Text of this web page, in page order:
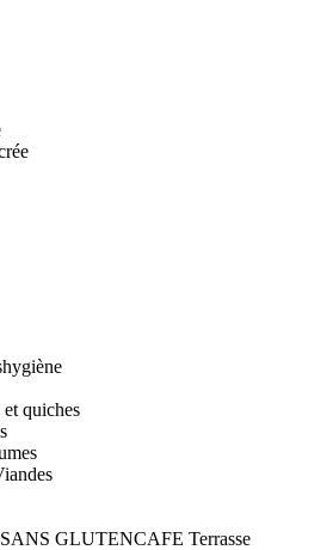
hygiène
et quiches
SANS GLUTENCAFE Terrasse